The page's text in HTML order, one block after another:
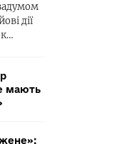
дії
мають